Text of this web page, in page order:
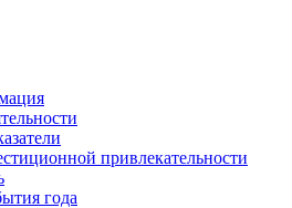
привлекательности
года